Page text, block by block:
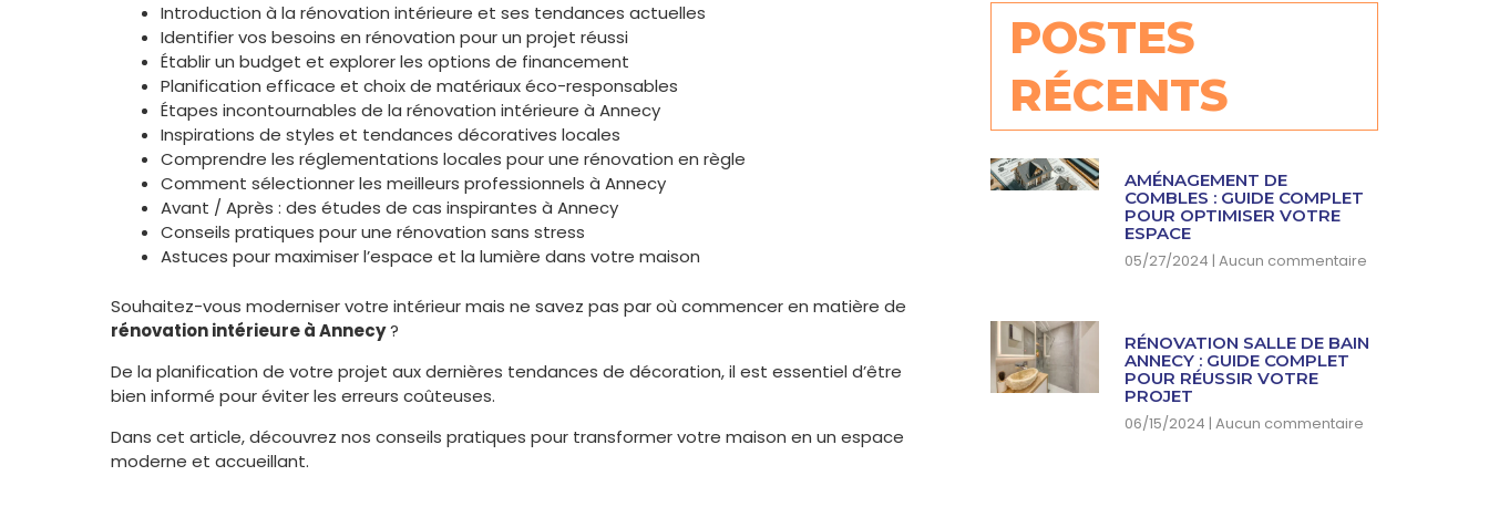
Introduction à la rénovation intérieure et ses tendances actuelles
Identifier vos besoins en rénovation pour un projet réussi
Établir un budget et explorer les options de financement
Planification efficace et choix de matériaux éco-responsables
Étapes incontournables de la rénovation intérieure à Annecy
Inspirations de styles et tendances décoratives locales
Comprendre les réglementations locales pour une rénovation en règle
Comment sélectionner les meilleurs professionnels à Annecy
Avant / Après : des études de cas inspirantes à Annecy
Conseils pratiques pour une rénovation sans stress
Astuces pour maximiser l’espace et la lumière dans votre maison
Souhaitez-vous moderniser votre intérieur mais ne savez pas par où commencer en matière de
rénovation intérieure à Annecy?
De la planification de votre projet aux dernières tendances de décoration, il est essentiel d’être
bien informé pour éviter les erreurs coûteuses.
Dans cet article, découvrez nos conseils pratiques pour transformer votre maison en un espace
moderne et accueillant.
POSTES
RÉCENTS
AMÉNAGEMENT DE
COMBLES : GUIDE COMPLET
POUR OPTIMISER VOTRE
ESPACE
05/27/2024 Aucun commentaire
RÉNOVATION SALLE DE BAIN
ANNECY : GUIDE COMPLET
POUR RÉUSSIR VOTRE
PROJET
06/15/2024 Aucun commentaire